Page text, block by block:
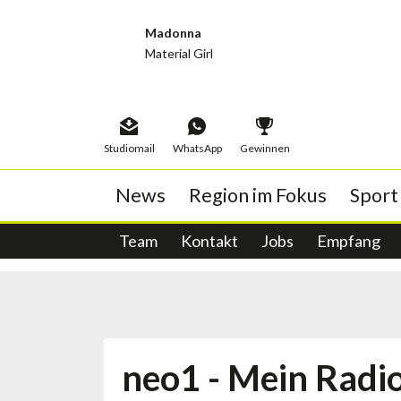
Madonna
Material Girl
Studiomail WhatsApp Gewinnen
News
Abstimmungen Wahlen
Region im Fokus
neo1 Porträt Wochenthemen
Sport
Sportstory Schwingen Tiger-Egge
Album der Woche Titelticker
Team Kontakt Jobs Empfang
Echte Erfahrungen Publireportagen
Glacé-Friti
neo1 - Mein